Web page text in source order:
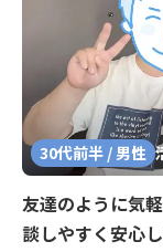
30代前半 / 男性
友達のように気
談しやすく安心